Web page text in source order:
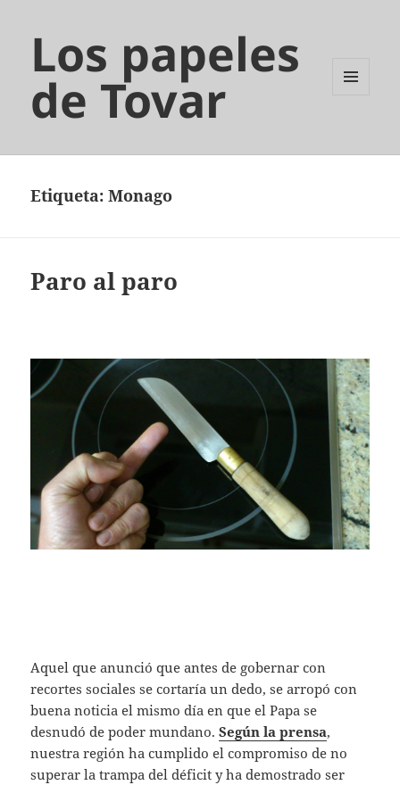
Los papeles
de Tovar
Etiqueta:Monago
Paro al paro
Aquel que anunció que antes de gobernar con
recortes sociales se cortaría un dedo, se arropó con
buena noticia el mismo día en que el Papa se
desnudó de poder mundano.Según la prensa,
nuestra región ha cumplido el compromiso de no
superar la trampa del déficit y ha demostrado ser